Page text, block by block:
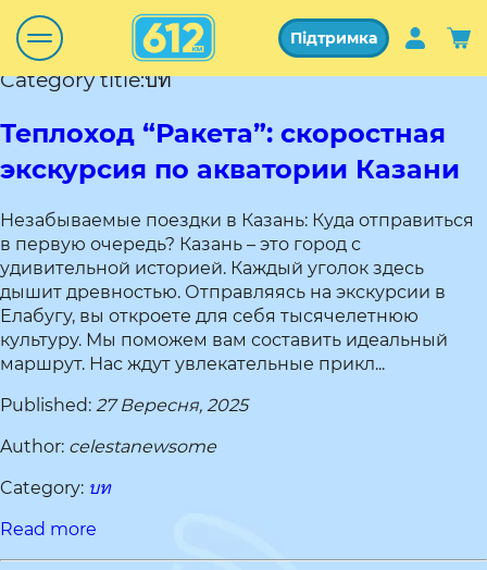
Підтримка
Category title:บท
Теплоход “Ракета”: скоростная
экскурсия по акватории Казани
Незабываемые поездки в Казань: Куда отправиться
в первую очередь? Казань – это город с
удивительной историей. Каждый уголок здесь
дышит древностью. Отправляясь на экскурсии в
Елабугу, вы откроете для себя тысячелетнюю
культуру. Мы поможем вам составить идеальный
маршрут. Нас ждут увлекательные прикл...
Published: 27 Вересня, 2025
Author: celestanewsome
Category: บท
Read more